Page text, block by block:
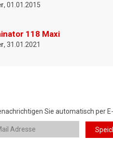
, 01.01.2015
118 Maxi
, 31.01.2021
Sie automatisch per